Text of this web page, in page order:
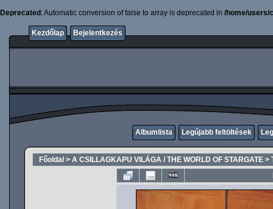
Deprecated : Automatic conversion of false to array is deprecated in /home/users/
Kezdőlap Bejelentkezés
Albumlista Legújabb feltöltések
Főoldal > A CSILLAGKAPU VILÁGA / THE WORLD OF STARGATE >